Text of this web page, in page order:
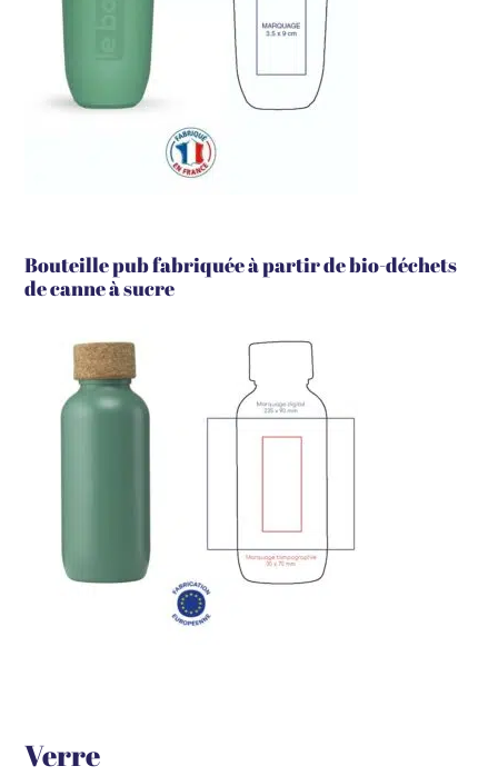
Bouteille pub fabriquée à partir de bio-déchets
de canne à sucre
Verre